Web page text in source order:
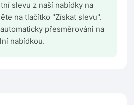
slevu z naší nabídky na
na tlačítko "Získat slevu".
přesměrováni na
nabídkou.